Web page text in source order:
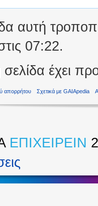
αυτή
07:22.
έχει
απορρήτου Σχετικά με GAIApedia
ΕΠΙΧΕΙΡΕΙΝ